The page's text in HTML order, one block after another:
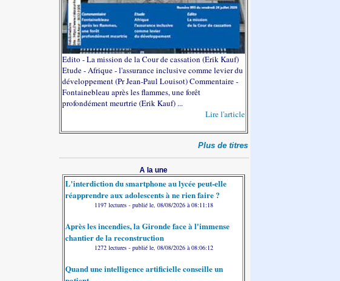
Edito - La mission de la Cour de cassation (Erik Kauf)
Etude - Afrique - l'assurance inclusive comme levier du
développement (Pr Jean-Paul Louisot) Commentaire -
Fontainebleau après les flammes, une forêt
profondément meurtrie (Erik Kauf) ...
Lire l'article
Plus de titres
A la une
L'interdiction du smartphone au lycée peut-elle
réapprendre aux adolescents à ne rien faire ?
1197 lectures - publié le, 08/08/2026 à 08:11:18
Après les incendies, la Gironde face à l'immense
chantier de la reconstruction
1272 lectures - publié le, 08/08/2026 à 08:06:12
Quand une intelligence artificielle conseille un